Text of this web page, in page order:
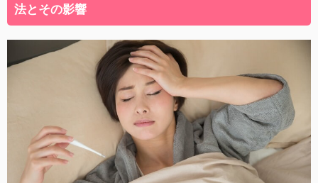
法とその影響